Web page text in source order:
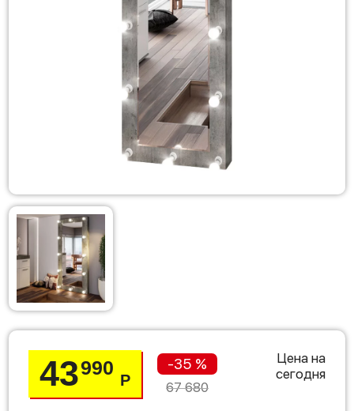
43990
Р
-35 %
67 680
Цена на
сегодня